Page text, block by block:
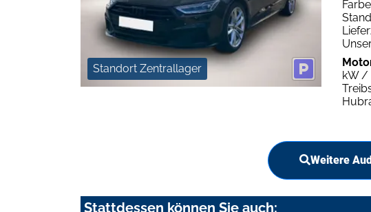
Standort Zentrallager
Farbe
kW /
Weitere
Stattdessen können Sie auch: